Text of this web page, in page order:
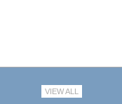
VIEW ALL